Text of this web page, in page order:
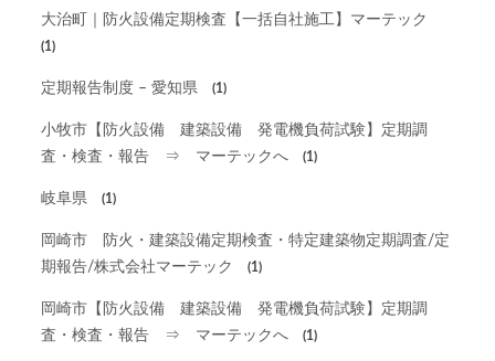
大治町｜防火設備定期検査【一括自社施工】マーテック
(1)
定期報告制度 – 愛知県 (1)
小牧市【防火設備 建築設備 発電機負荷試験】定期調
査・検査・報告 ⇒ マーテックへ
(1)
岐阜県 (1)
岡崎市 防火・建築設備定期検査・特定建築物定期調査/定
期報告/株式会社マーテック
(1)
岡崎市【防火設備 建築設備 発電機負荷試験】定期調
査・検査・報告 ⇒ マーテックへ
(1)